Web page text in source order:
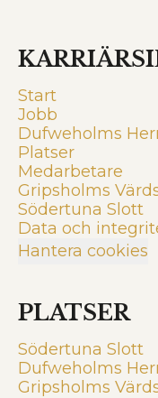
Start
Jobb
Dufweholms
Platser
Medarbetare
Gripsholms
Södertuna Slott
Data och
Hantera cookies
PLATSER
Södertuna Slott
Dufweholms
Gripsholms